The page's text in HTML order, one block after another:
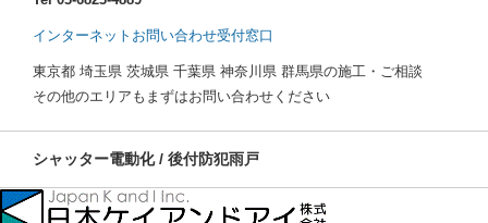
インターネットお問い合わせ受付窓口
東京都 埼玉県 茨城県 千葉県 神奈川県 群馬県の施工・ご相談
その他のエリアもまずはお問い合わせください
シャッター電動化 / 後付防犯雨戸